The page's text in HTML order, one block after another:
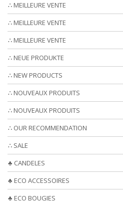
∴ MEILLEURE VENTE
∴ MEILLEURE VENTE
∴ MEILLEURE VENTE
∴ NEUE PRODUKTE
∴ NEW PRODUCTS
∴ NOUVEAUX PRODUITS
∴ NOUVEAUX PRODUITS
∴ OUR RECOMMENDATION
∴ SALE
♣ CANDELES
♣ ECO ACCESSOIRES
♣ ECO BOUGIES